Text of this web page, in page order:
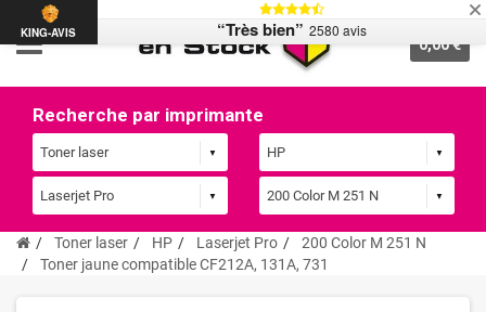
0,00 €
Recherche par imprimante
Toner laser HP Laserjet Pro
200 Color M 251 N
Toner jaune compatible CF212A, 131A, 731
KING-AVIS “Très bien” 2580 avis